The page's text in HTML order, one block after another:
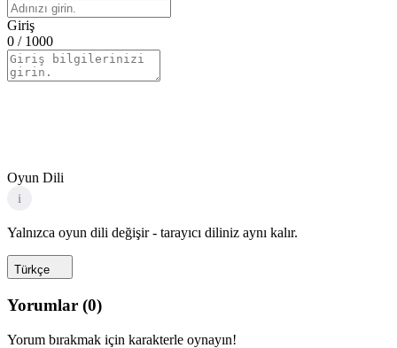
Giriş
0 / 1000
Oyun Dili
i
Yalnızca oyun dili değişir - tarayıcı diliniz aynı kalır.
Türkçe
Yorumlar (0)
Yorum bırakmak için karakterle oynayın!